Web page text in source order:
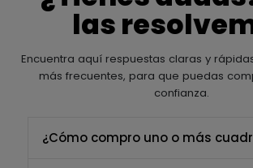
las
Encuentra aquí respuestas claras y
más frecuentes, para que puedas
confianza.
¿Cómo compro uno o más